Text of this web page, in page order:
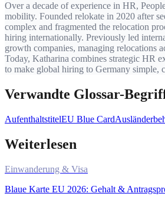
Over a decade of experience in HR,
mobility. Founded relokate in 2020 after
complex and fragmented the relocation
hiring internationally. Previously led
growth companies, managing relocations
Today, Katharina combines strategic HR
to make global hiring to Germany simple,
Verwandte Glossar-
AufenthaltstitelEU Blue Card
Weiterlesen
Einwanderung & Visa
Blaue Karte EU 2026: Gehalt &